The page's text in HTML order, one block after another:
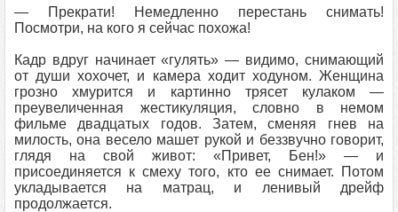
— Прекрати! Немедленно перестань снимать!
Посмотри, на кого я сейчас похожа!
Кадр вдруг начинает «гулять» — видимо, снимающий
от души хохочет, и камера ходит ходуном. Женщина
грозно хмурится и картинно трясет кулаком —
преувеличенная жестикуляция, словно в немом
фильме двадцатых годов. Затем, сменяя гнев на
милость, она весело машет рукой и беззвучно говорит,
глядя на свой живот: «Привет, Бен!» — и
присоединяется к смеху того, кто ее снимает. Потом
укладывается на матрац, и ленивый дрейф
продолжается.